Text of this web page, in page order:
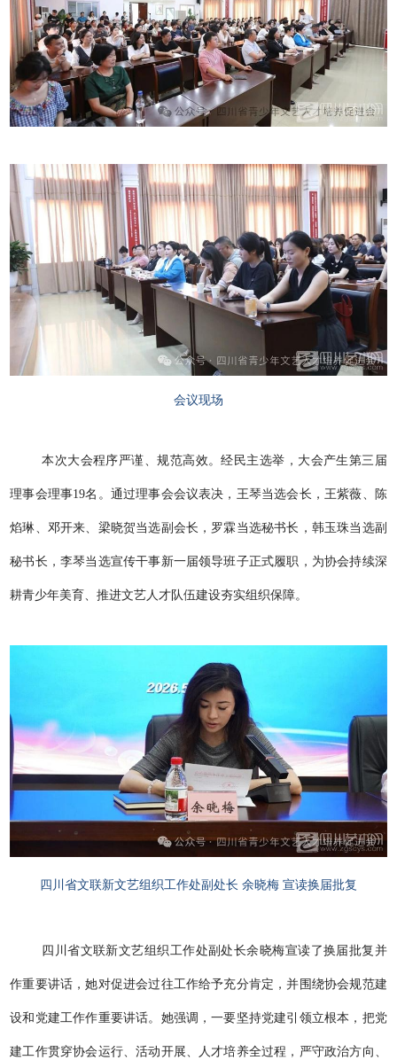
会议现场
本次大会程序严谨、规范高效。经民主选举，大会产生第三届
理事会理事19名。通过理事会会议表决，王琴当选会长，王紫薇、陈
焰琳、邓开来、梁晓贺当选副会长，罗霖当选秘书长，韩玉珠当选副
秘书长，李琴当选宣传干事新一届领导班子正式履职，为协会持续深
耕青少年美育、推进文艺人才队伍建设夯实组织保障。
四川省文联新文艺组织工作处副处长 余晓梅 宣读换届批复
四川省文联新文艺组织工作处副处长余晓梅宣读了换届批复并
作重要讲话，她对促进会过往工作给予充分肯定，并围绕协会规范建
设和党建工作作重要讲话。她强调，一要坚持党建引领立根本，把党
建工作贯穿协会运行、活动开展、人才培养全过程，严守政治方向、